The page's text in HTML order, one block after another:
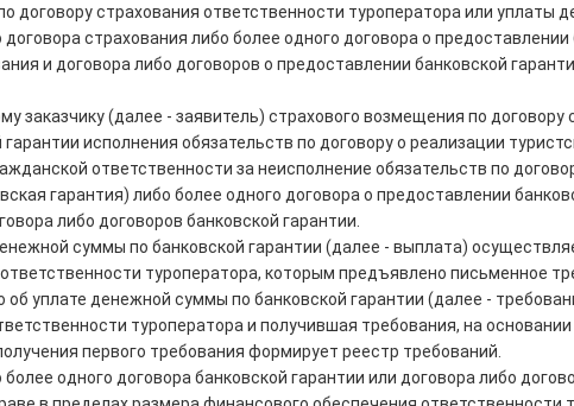
договору страхования ответственности туроператора или уплаты
страхования либо более одного договора о предоставлении
и договора либо договоров о предоставлении банковской
(далее - заявитель) страхового возмещения по договору
исполнения обязательств по договору о реализации
ответственности за неисполнение обязательств по
гарантия) либо более одного договора о предоставлении
либо договоров банковской гарантии.
суммы по банковской гарантии (далее - выплата)
туроператора, которым предъявлено письменное
уплате денежной суммы по банковской гарантии (далее -
туроператора и получившая требования, на
первого требования формирует реестр требований.
одного договора банковской гарантии или договора либо